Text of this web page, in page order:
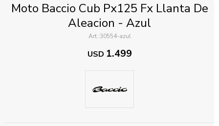
Moto Baccio Cub Px125 Fx Llanta De
Aleacion - Azul
30554-azul
USD 1.499